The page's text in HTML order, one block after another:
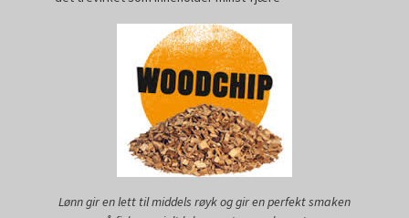
Lønn gir en lett til middels røyk og gir en perfekt smaken